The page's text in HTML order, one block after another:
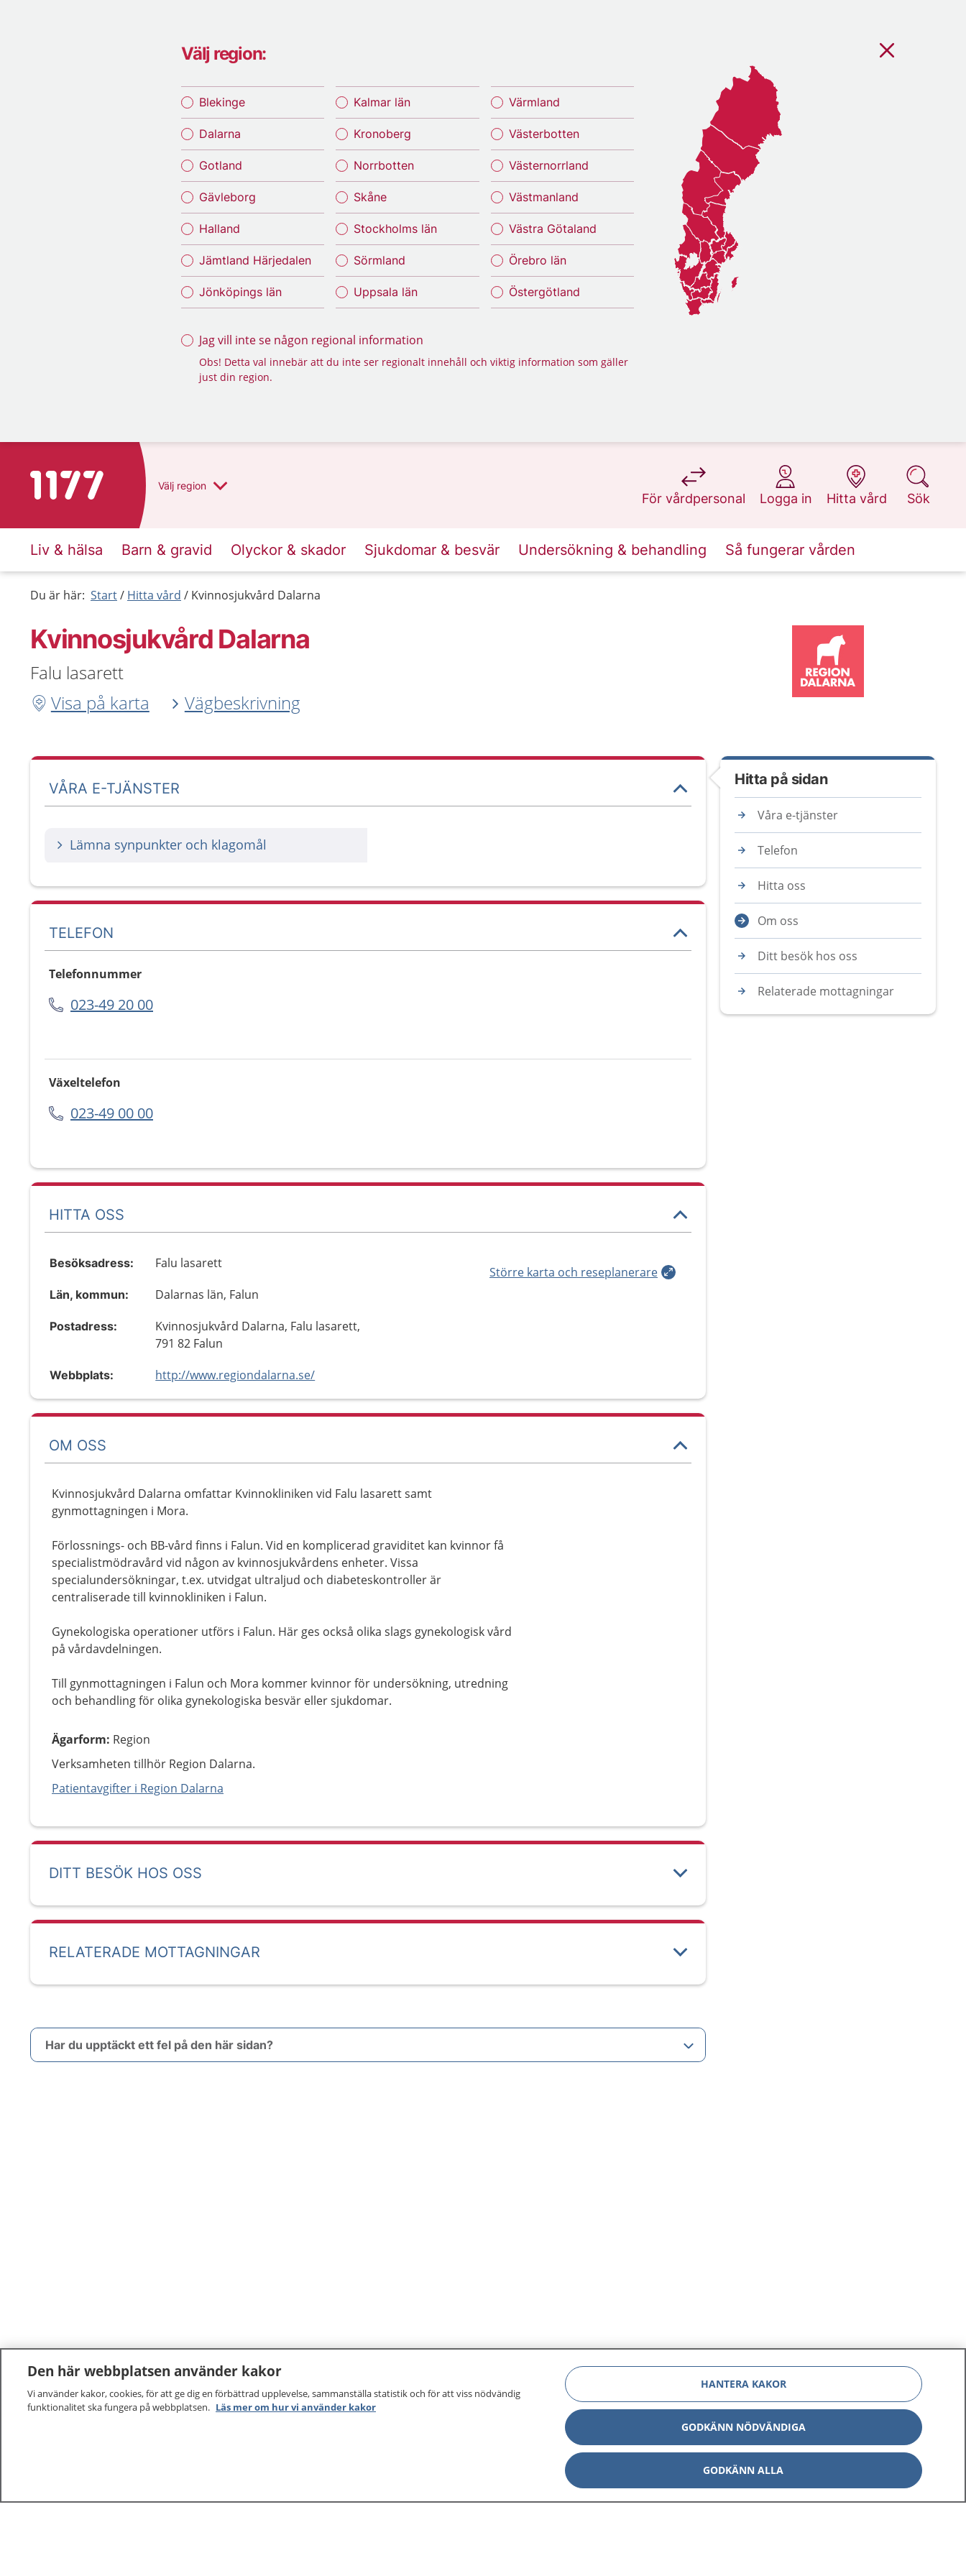
Välj region:
Blekinge
Dalarna
Gotland
Gävleborg
Halland
Jämtland Härjedalen
Jönköpings län
Kalmar län
Kronoberg
Norrbotten
Skåne
Stockholms län
Sörmland
Uppsala län
Värmland
Västerbotten
Västernorrland
Västmanland
Västra Götaland
Örebro län
Östergötland
Jag vill inte se någon regional information
Obs! Detta val innebär att du inte ser regionalt innehåll och viktig information som gäller
just din region.
Till startsidan för 1177 Välj region
För vårdpersonal
på 1177.se
Logga in
på 1177.se
Hitta vård
på 1177.se
Sök
på 1177.se
Liv & hälsa Barn & gravid Olyckor & skador Sjukdomar & besvär Undersökning & behandling Så fungerar vården
Du är här: Start Hitta vård Kvinnosjukvård Dalarna
Kvinnosjukvård Dalarna
Falu lasarett
Visa på karta
Vägbeskrivning
VÅRA E-TJÄNSTER
Lämna synpunkter och klagomål
TELEFON
Telefonnummer
023-49 20 00
Växeltelefon
023-49 00 00
HITTA OSS
Större karta och reseplanerare
Besöksadress: Falu lasarett
Län, kommun: Dalarnas län, Falun
Postadress:
Kvinnosjukvård Dalarna, Falu lasarett,
791 82 Falun
Webbplats: http://www.regiondalarna.se/
OM OSS
Kvinnosjukvård Dalarna omfattar Kvinnokliniken vid Falu lasarett samt
gynmottagningen i Mora.
Förlossnings- och BB-vård finns i Falun. Vid en komplicerad graviditet kan kvinnor få
specialistmödravård vid någon av kvinnosjukvårdens enheter. Vissa
specialundersökningar, t.ex. utvidgat ultraljud och diabeteskontroller är
centraliserade till kvinnokliniken i Falun.
Gynekologiska operationer utförs i Falun. Här ges också olika slags gynekologisk vård
på vårdavdelningen.
Till gynmottagningen i Falun och Mora kommer kvinnor för undersökning, utredning
och behandling för olika gynekologiska besvär eller sjukdomar.
Ägarform: Region
Verksamheten tillhör Region Dalarna.
Patientavgifter i Region Dalarna
DITT BESÖK HOS OSS
RELATERADE MOTTAGNINGAR
Har du upptäckt ett fel på den här sidan?
Hitta på sidan
Våra e-tjänster
Telefon
Hitta oss
Om oss
Ditt besök hos oss
Relaterade mottagningar
Den här webbplatsen använder kakor
Vi använder kakor, cookies, för att ge dig en förbättrad upplevelse, sammanställa statistik och för att viss nödvändig
funktionalitet ska fungera på webbplatsen. Läs mer om hur vi använder kakor
HANTERA KAKOR
GODKÄNN NÖDVÄNDIGA
GODKÄNN ALLA